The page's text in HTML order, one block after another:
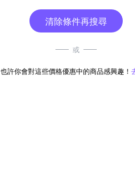
清除條件再搜尋
或
也許你會對這些價格優惠中的商品感興趣！